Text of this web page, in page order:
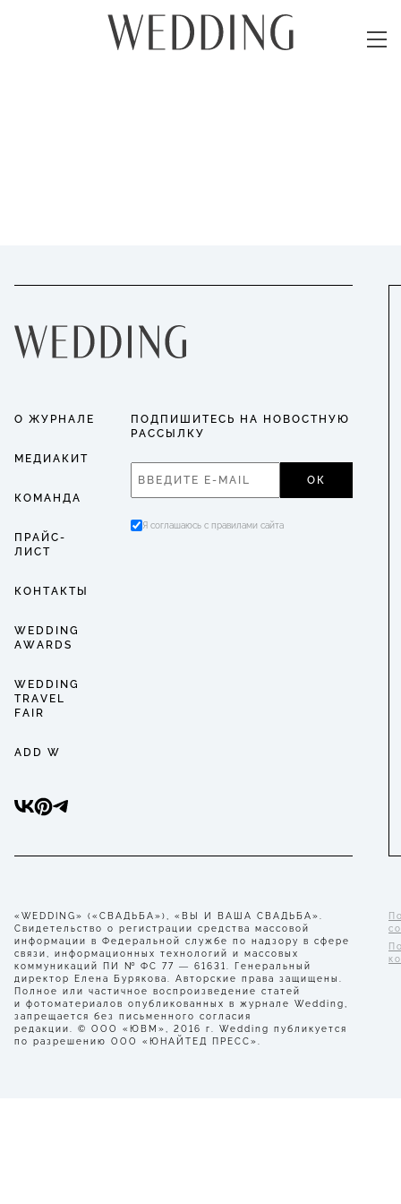
О ЖУРНАЛЕ
МЕДИАКИТ
КОМАНДА
ПРАЙС-
ЛИСТ
КОНТАКТЫ
WEDDING
AWARDS
WEDDING
TRAVEL
FAIR
ADD W
ПОДПИШИТЕСЬ НА НОВОСТНУЮ
РАССЫЛКУ
ОК
Я соглашаюсь с правилами сайта
«WEDDING» («СВАДЬБА»), «ВЫ И ВАША СВАДЬБА».
Свидетельство о регистрации средства массовой
информации в Федеральной службе по надзору в сфере
связи, информационных технологий и массовых
коммуникаций ПИ № ФС 77 — 61631. Генеральный
директор Елена Бурякова. Авторские права защищены.
Полное или частичное воспроизведение статей
и фотоматериалов опубликованных в журнале Wedding,
запрещается без письменного согласия
редакции. © ООО «ЮВМ», 2016 г. Wedding публикуется
по разрешению ООО «ЮНАЙТЕД ПРЕСС».